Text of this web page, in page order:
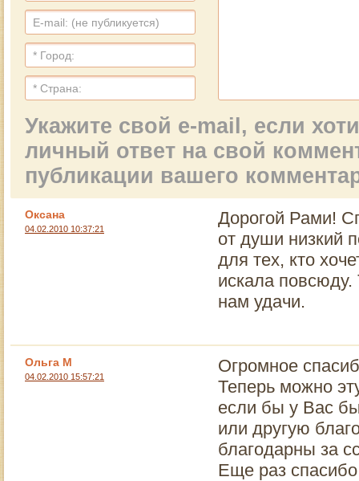
Укажите свой e-mail, если
личный ответ на свой
публикации вашего
Оксана
04.02.2010 10:37:21
Дорогой Рами!
от души низкий
для тех, кто
искала
нам удачи.
Ольга М
04.02.2010 15:57:21
Огромное
Теперь можно
если бы у Вас
или другую
благодарны за
Еще раз